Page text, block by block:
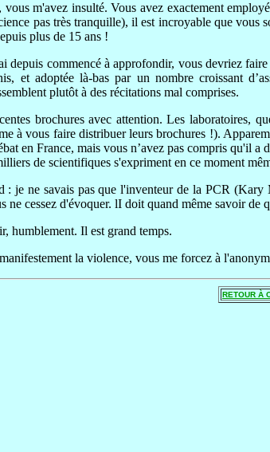
m'avez insulté. Vous avez exactement
pas très tranquille), il est incroyable que
plus de 15 ans !
depuis commencé à approfondir, vous devriez
et adoptée là-bas par un nombre croissant
plutôt à des récitations mal comprises.
brochures avec attention. Les laboratoires,
à vous faire distribuer leurs brochures !).
en France, mais vous n’avez pas compris qu'il
de scientifiques s'expriment en ce moment
: je ne savais pas que l'inventeur de la PCR
ne cessez d'évoquer. lI doit quand même savoir
humblement. Il est grand temps.
la violence, vous me forcez à
RETOUR À